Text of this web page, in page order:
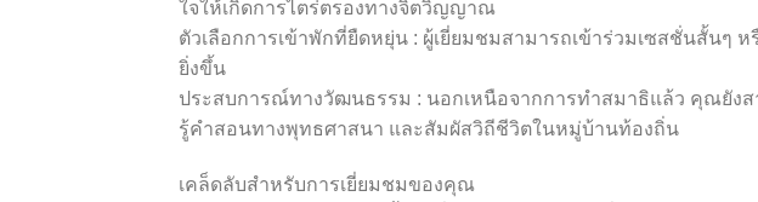
ใจให้เกิดการไตร่ตรองทางจิตวิญญาณ
ตัวเลือกการเข้าพักที่ยืดหยุ่น : ผู้เยี่ยมชมสามารถเข้าร่วมเซสชั่นสั้นๆ
ยิ่งขึ้น
ประสบการณ์ทางวัฒนธรรม : นอกเหนือจากการทำสมาธิแล้ว คุณยังส
รู้คำสอนทางพุทธศาสนา และสัมผัสวิถีชีวิตในหมู่บ้านท้องถิ่น
เคล็ดลับสำหรับการเยี่ยมชมของคุณ